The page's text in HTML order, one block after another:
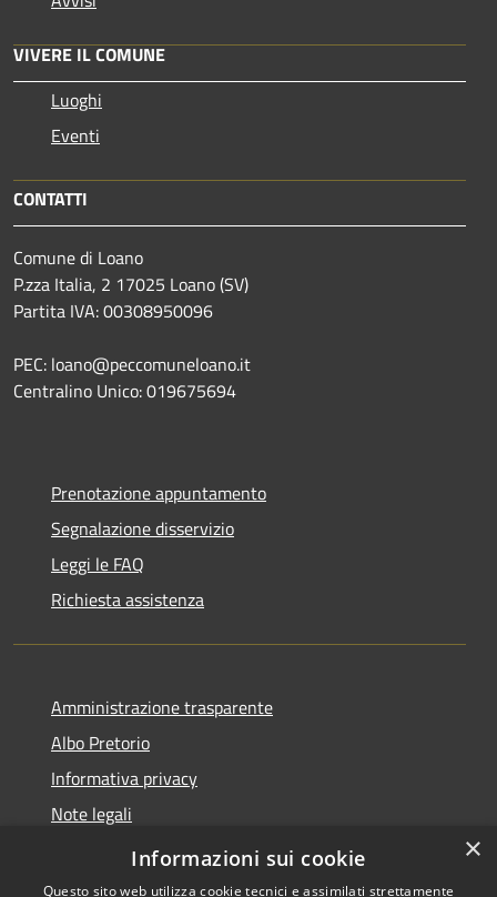
VIVERE IL COMUNE
Luoghi
Eventi
CONTATTI
Comune di Loano
P.zza Italia, 2 17025 Loano (SV)
Partita IVA: 00308950096
PEC: loano@peccomuneloano.it
Centralino Unico: 019675694
Prenotazione appuntamento
Segnalazione disservizio
Leggi le FAQ
Richiesta assistenza
Amministrazione trasparente
Albo Pretorio
Informativa privacy
Note legali
Dichiarazione di accessibilità
×
Informazioni sui cookie
Questo sito web utilizza cookie tecnici e assimilati strettamente